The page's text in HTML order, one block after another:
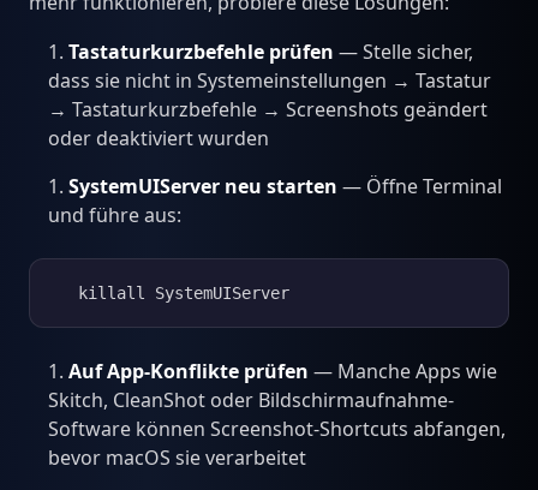
Tastaturkurzbefehle prüfen — Stelle sicher,
dass sie nicht in Systemeinstellungen → Tastatur
→ Tastaturkurzbefehle → Screenshots geändert
oder deaktiviert wurden
SystemUIServer neu starten — Öffne Terminal
und führe aus:
   killall SystemUIServer
Auf App-Konflikte prüfen — Manche Apps wie
Skitch, CleanShot oder Bildschirmaufnahme-
Software können Screenshot-Shortcuts abfangen,
bevor macOS sie verarbeitet